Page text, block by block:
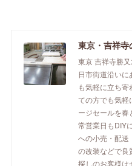
東京 吉祥寺勝
日市街道沿い
も気軽に立ち
ての方でも気軽
ージセールを春
常営業日もDIY
への小売・配送
の改装などで良
探しのお客様は